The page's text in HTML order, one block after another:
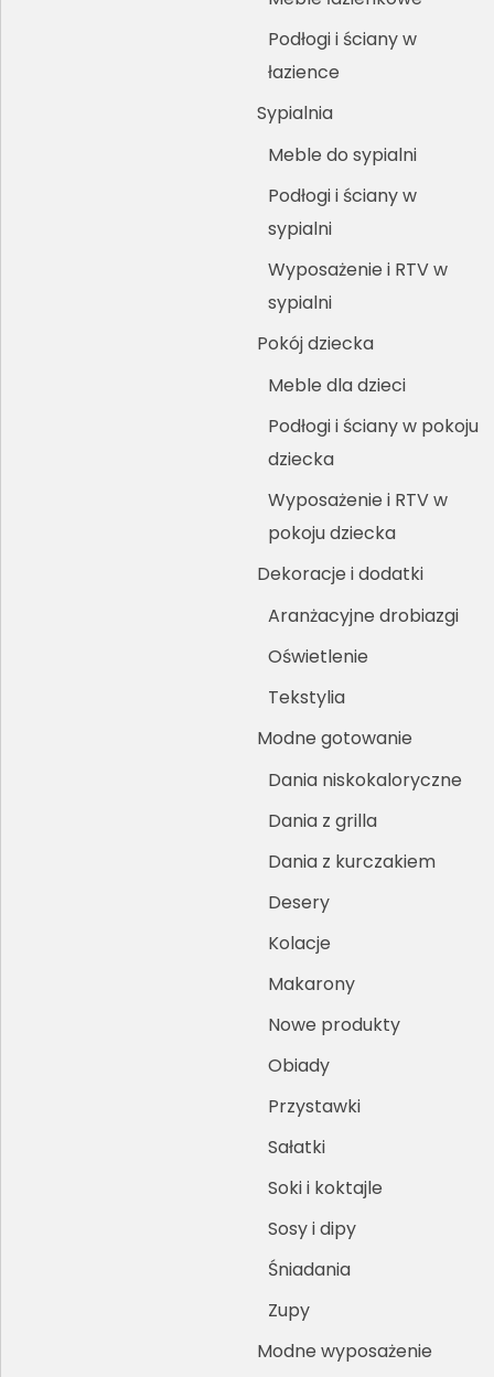
Podłogi i ściany w
łazience
Sypialnia
Meble do sypialni
Podłogi i ściany w
sypialni
Wyposażenie i RTV w
sypialni
Pokój dziecka
Meble dla dzieci
Podłogi i ściany w pokoju
dziecka
Wyposażenie i RTV w
pokoju dziecka
Dekoracje i dodatki
Aranżacyjne drobiazgi
Oświetlenie
Tekstylia
Modne gotowanie
Dania niskokaloryczne
Dania z grilla
Dania z kurczakiem
Desery
Kolacje
Makarony
Nowe produkty
Obiady
Przystawki
Sałatki
Soki i koktajle
Sosy i dipy
Śniadania
Zupy
Modne wyposażenie